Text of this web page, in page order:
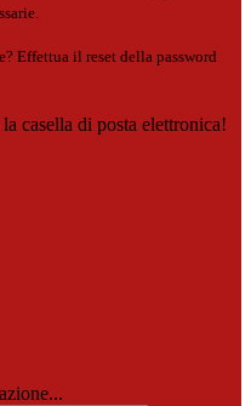
Effettua il reset della password
casella di posta elettronica!